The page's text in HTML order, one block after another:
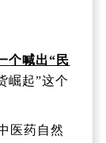
个喊出“民
崛起”这个
医药自然